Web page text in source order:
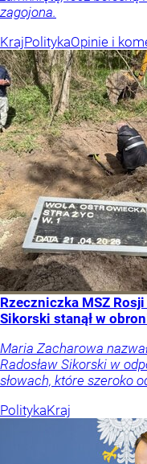
zagojona.
KrajPolitykaOpinie i
Rzeczniczka MSZ
Sikorski stanął w
Maria Zacharowa
Radosław Sikorski w
słowach, które szeroko
PolitykaKraj